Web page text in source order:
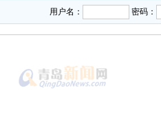
用户名： 密码：